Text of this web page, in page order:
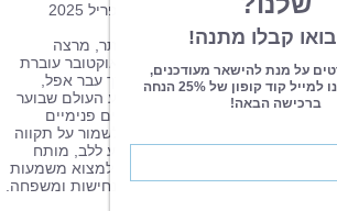
14.5/21, אפריל 2025
בדממה מגולל את סיפורה של אסתר, מרצה
באוניברסיטה ואם לחמישה, שבבוקר 7 באוקטובר עוברת
קשה ונשאבת למסע בלתי צפוי דרך עבר אפל,
מטלטלים ופוסט־טראומה. על רקע העולם שבוער
היא נאבקת על חייה ונלחמת בשדים פנימיים
בעוד שבני משפחתה נאבקים לשמור על תקווה
את עברה המסתורי. זהו סיפור נוגע ללב, מותח
אפילו מיסטי, שמבטא את הכוח למצוא משמעות
הקשים ביותר בעזרת אמונה, נחישות ומשפחה.